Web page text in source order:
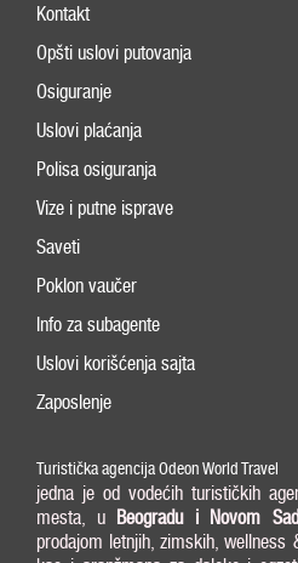
Kontakt
Opšti uslovi putovanja
Osiguranje
Uslovi plaćanja
Polisa osiguranja
Vize i putne isprave
Saveti
Poklon vaučer
Info za subagente
Uslovi korišćenja sajta
Zaposlenje
Turistička agencija Odeon World Travel
jedna je od vodećih turističkih
mesta, u Beogradu i Novom
prodajom letnjih, zimskih, wellness